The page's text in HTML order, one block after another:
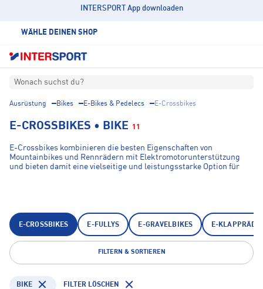
INTERSPORT App downloaden
WÄHLE DEINEN SHOP
Wonach suchst du?
Ausrüstung Bikes E-Bikes & Pedelecs E-Crossbikes
E-CROSSBIKES • BIKE 11
E-Crossbikes kombinieren die besten Eigenschaften von
Mountainbikes und Rennrädern mit Elektromotorunterstützung
und bieten damit eine vielseitige und leistungsstarke Option für
und Pflege von E-Crossbikes.
E-CROSSBIKES E-FULLYS E-GRAVELBIKES E-
FILTERN & SORTIEREN
BIKE FILTER LÖSCHEN